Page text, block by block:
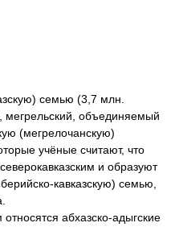
семью (3,7 млн.
мегрельский, объединяемый
(мегрелочанскую)
учёные считают, что
и образуют
кавказскую) семью,
абхазско-адыгские